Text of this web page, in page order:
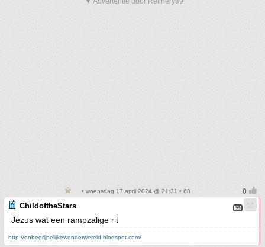
• woensdag 17 april 2024 @ 21:31 • 68
ChildoftheStars
Jezus wat een rampzalige rit
http://onbegrijpelijkewonderwereld.blogspot.com/